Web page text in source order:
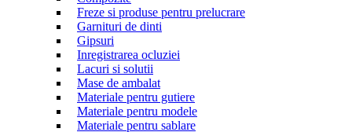
Freze si produse pentru prelucrare
Garnituri de dinti
Gipsuri
Inregistrarea ocluziei
Lacuri si solutii
Mase de ambalat
Materiale pentru gutiere
Materiale pentru modele
Materiale pentru sablare